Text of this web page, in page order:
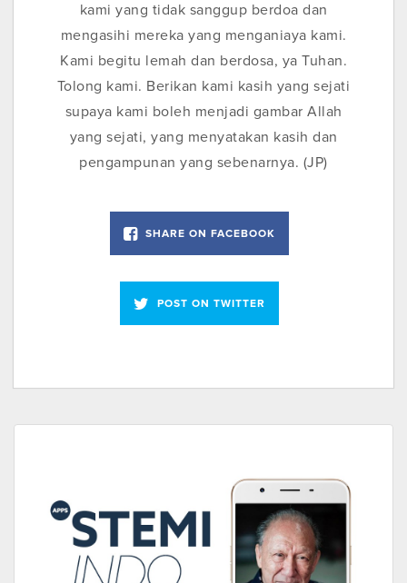
kami yang tidak sanggup berdoa dan
mengasihi mereka yang menganiaya kami.
Kami begitu lemah dan berdosa, ya Tuhan.
Tolong kami. Berikan kami kasih yang sejati
supaya kami boleh menjadi gambar Allah
yang sejati, yang menyatakan kasih dan
pengampunan yang sebenarnya. (JP)
SHARE ON FACEBOOK
POST ON TWITTER